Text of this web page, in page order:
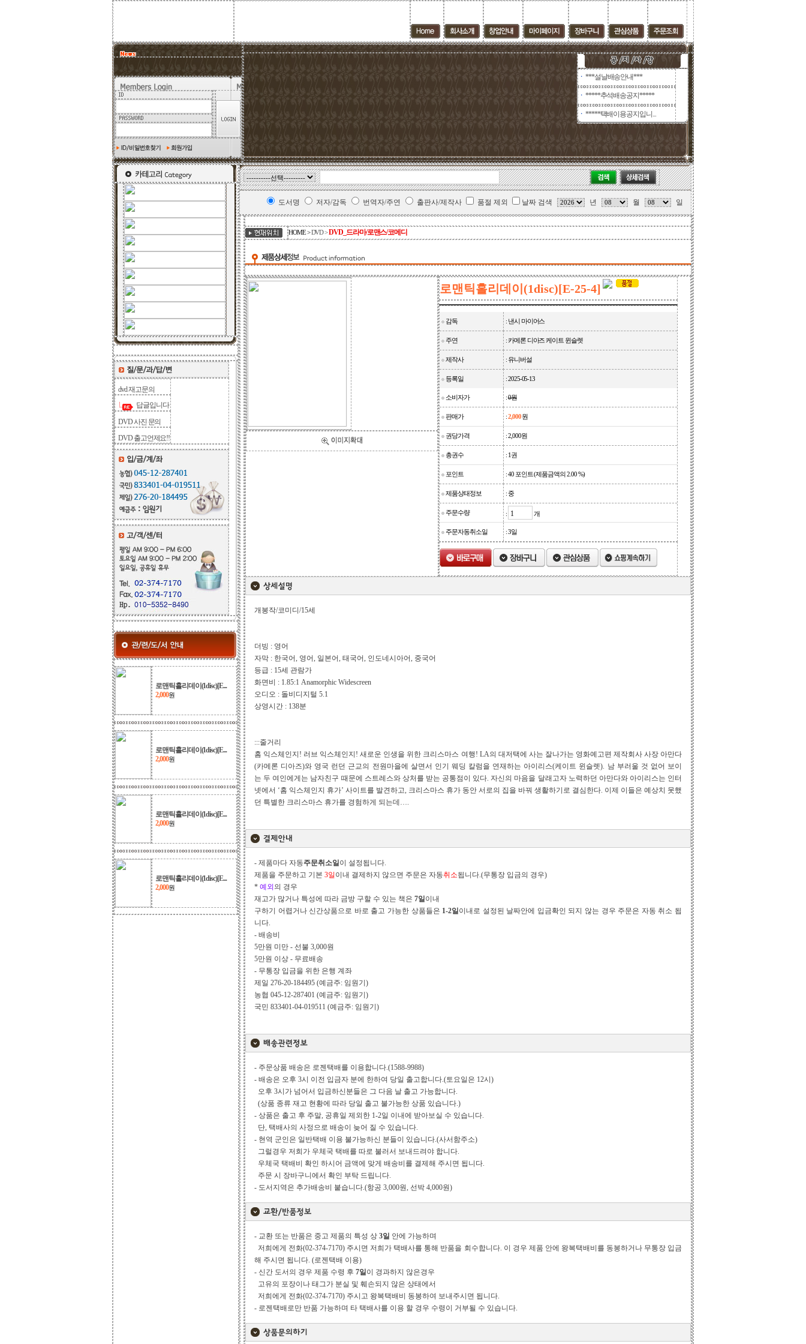
ㆍ ***설날배송안내***
ㆍ *****추석배송공지*****
ㆍ *****택배이용공지입니...
dvd 재고문의
답글입니다
DVD 사진 문의
DVD 출고언제요!!
로맨틱홀리데이(1disc)[E...
2,000원
로맨틱홀리데이(1disc)[E...
2,000원
로맨틱홀리데이(1disc)[E...
2,000원
로맨틱홀리데이(1disc)[E...
2,000원
도서명 저자/감독 번역자/주연 출판사/제작사 품절 제외 날짜 검색 년 월 일
HOME >DVD>DVD_드라마/로맨스/코메디
로맨틱홀리데이(1disc)[E-25-4]
감독 : 낸시 마이어스
주연 : 카메론 디아즈 케이트 윈슬렛
제작사 : 유니버설
등록일 : 2025-05-13
소비자가 :0원
판매가 :2,000원
권당가격 : 2,000원
총권수 : 1권
포인트 : 40 포인트 (제품금액의 2.00 %)
제품상태정보 : 중
주문수량 : 개
주문자동취소일 : 3일
개봉작/코미디/15세
더빙 : 영어
자막 : 한국어, 영어, 일본어, 태국어, 인도네시아어, 중국어
등급 : 15세 관람가
화면비 : 1.85:1 Anamorphic Widescreen
오디오 : 돌비디지털 5.1
상영시간 : 138분
:::줄거리
홈 익스체인지! 러브 익스체인지! 새로운 인생을 위한 크리스마스 여행! LA의 대저택에 사는 잘나가는 영화예고편 제작회사 사장 아만다
(카메론 디아즈)와 영국 런던 근교의 전원마을에 살면서 인기 웨딩 칼럼을 연재하는 아이리스(케이트 윈슬렛). 남 부러울 것 없어 보이
는 두 여인에게는 남자친구 때문에 스트레스와 상처를 받는 공통점이 있다. 자신의 마음을 달래고자 노력하던 아만다와 아이리스는 인터
넷에서 ‘홈 익스체인지 휴가’ 사이트를 발견하고, 크리스마스 휴가 동안 서로의 집을 바꿔 생활하기로 결심한다. 이제 이들은 예상치 못했
던 특별한 크리스마스 휴가를 경험하게 되는데….
- 제품마다 자동주문취소일이 설정됩니다.
제품을 주문하고 기본 3일 이내 결제하지 않으면 주문은 자동취소됩니다.(무통장 입금의 경우)
* 예외 의 경우
재고가 많거나 특성에 따라 금방 구할 수 있는 책은 7일이내
구하기 어렵거나 신간상품으로 바로 출고 가능한 상품들은 1-2일이내로 설정된 날짜안에 입금확인 되지 않는 경우 주문은 자동 취소 됩
니다.
- 배송비
5만원 미만 - 선불 3,000원
5만원 이상 - 무료배송
- 무통장 입금을 위한 은행 계좌
제일 276-20-184495 (예금주: 임원기)
농협 045-12-287401 (예금주: 임원기)
국민 833401-04-019511 (예금주: 임원기)
- 주문상품 배송은 로젠택배를 이용합니다.(1588-9988)
- 배송은 오후 3시 이전 입금자 분에 한하여 당일 출고합니다.(토요일은 12시)
오후 3시가 넘어서 입금하신분들은 그 다음 날 출고 가능합니다.
(상품 종류 재고 현황에 따라 당일 출고 불가능한 상품 있습니다.)
- 상품은 출고 후 주말, 공휴일 제외한 1-2일 이내에 받아보실 수 있습니다.
단, 택배사의 사정으로 배송이 늦어 질 수 있습니다.
- 현역 군인은 일반택배 이용 불가능하신 분들이 있습니다.(사서함주소)
그럴경우 저희가 우체국 택배를 따로 불러서 보내드려야 합니다.
우체국 택배비 확인 하시어 금액에 맞게 배송비를 결제해 주시면 됩니다.
주문 시 장바구니에서 확인 부탁 드립니다.
- 도서지역은 추가배송비 붙습니다.(항공 3,000원, 선박 4,000원)
- 교환 또는 반품은 중고 제품의 특성 상 3일 안에 가능하며
저희에게 전화(02-374-7170) 주시면 저희가 택배사를 통해 반품을 회수합니다. 이 경우 제품 안에 왕복택배비를 동봉하거나 무통장 입금
해 주시면 됩니다. (로젠택배 이용)
- 신간 도서의 경우 제품 수령 후 7일이 경과하지 않은경우
고유의 포장이나 태그가 분실 및 훼손되지 않은 상태에서
저희에게 전화(02-374-7170) 주시고 왕복택배비 동봉하여 보내주시면 됩니다.
- 로젠택배로만 반품 가능하며 타 택배사를 이용 할 경우 수령이 거부될 수 있습니다.